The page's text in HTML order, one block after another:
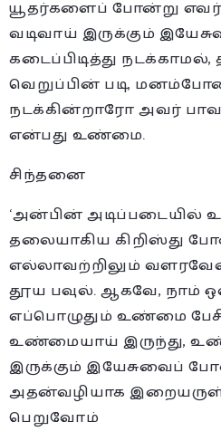
யூதர்களைப் போன்று
வடிவாய் இருக்கும்
கடைப்பிடித்து
வெறுப்பின் படி,
நடக்கின்றாரோ அவர்
என்பது உண்மை.
சிந்தனை
‘அன்பின் அடிப்படையில்
தலையாகிய கிறிஸ்து
எல்லாவற்றிலும்
தூய பவுல். ஆகவே, நாம்
எப்பொழுதும் உண்மை
உண்மையாய் இருந்து,
இருக்கும் இயேசுவைப்
அதன்வழியாக
பெறுவோம்